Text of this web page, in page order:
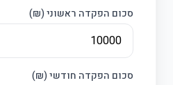
סכום הפקדה ראשוני (₪)
סכום הפקדה חודשי (₪)